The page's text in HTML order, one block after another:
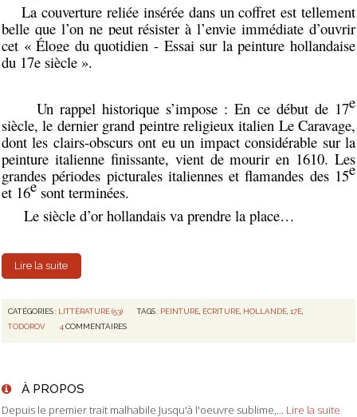
La couverture reliée insérée dans un coffret est tellement
belle que l’on ne peut résister à l’envie immédiate d’ouvrir
cet « Éloge du quotidien - Essai sur la peinture hollandaise
du 17e siècle ».
Un rappel historique s’impose :En ce début de 17e
siècle, le dernier grand peintre religieux italien Le Caravage,
dont les clairs-obscurs ont eu un impact considérable sur la
peinture italienne finissante, vient de mourir en 1610. Les
grandes périodes picturales italiennes et flamandes des 15e
et 16e sont terminées.
Le siècle d’or hollandais va prendre la place…
Lire la suite
CATÉGORIES : LITTÉRATURE (53) TAGS : PEINTURE, ÉCRITURE, HOLLANDE,17E,
TODOROV
4 COMMENTAIRES
À PROPOS
Depuis le premier trait malhabile Jusqu'à l'oeuvre sublime,... Lire la suite